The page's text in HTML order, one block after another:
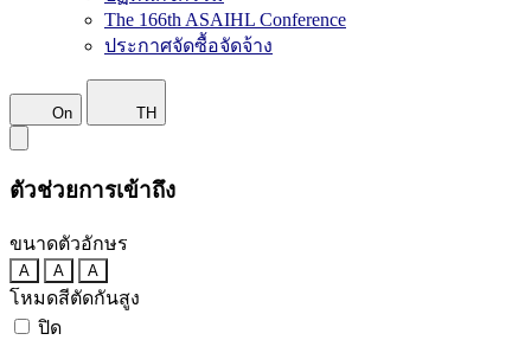
The 166th ASAIHL Conference
ประกาศจัดซื้อจัดจ้าง
On TH
ตัวช่วยการเข้าถึง
ขนาดตัวอักษร
A A A
โหมดสีตัดกันสูง
ปิด